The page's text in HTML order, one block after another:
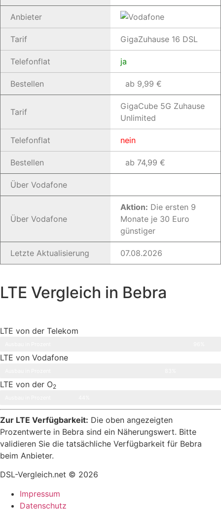
Anbieter
Tarif GigaZuhause 16 DSL
Telefonflat ja
Bestellen ab 9,99 €
Tarif
GigaCube 5G Zuhause
Unlimited
Telefonflat nein
Bestellen ab 74,99 €
Über Vodafone
Über Vodafone
Aktion: Die ersten 9
Monate je 30 Euro
günstiger
Letzte Aktualisierung 07.08.2026
LTE Vergleich in Bebra
LTE von der Telekom
LTE von Vodafone
LTE von der O2
Zur LTE Verfügbarkeit: Die oben angezeigten
Prozentwerte in Bebra sind ein Näherungswert. Bitte
validieren Sie die tatsächliche Verfügbarkeit für Bebra
beim Anbieter.
DSL-Vergleich.net © 2026
Impressum
Datenschutz